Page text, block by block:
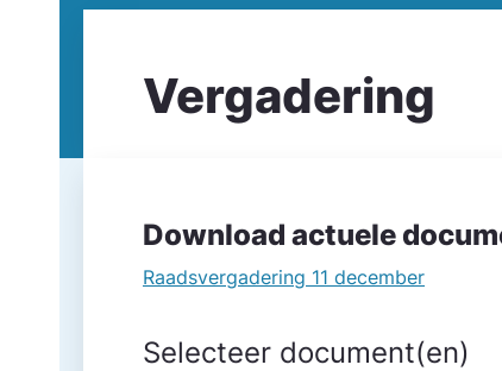
Vergadering
Download actuele
Raadsvergadering 11 december
Selecteer document(en)